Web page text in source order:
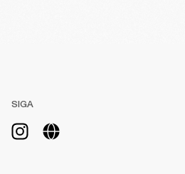
SIGA